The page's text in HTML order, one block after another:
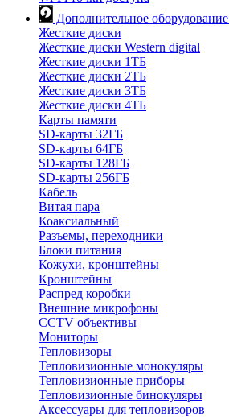
Дополнительное оборудование
Жесткие диски
Жесткие диски Western digital
Жесткие диски 1ТБ
Жесткие диски 2ТБ
Жесткие диски 3ТБ
Жесткие диски 4ТБ
Карты памяти
SD-карты 32ГБ
SD-карты 64ГБ
SD-карты 128ГБ
SD-карты 256ГБ
Кабель
Витая пара
Коаксиальный
Разъемы, переходники
Блоки питания
Кожухи, кронштейны
Кронштейны
Распред коробки
Внешние микрофоны
CCTV объективы
Мониторы
Тепловизоры
Тепловизионные монокуляры
Тепловизионные приборы
Тепловизионные бинокуляры
Аксессуары для тепловизоров